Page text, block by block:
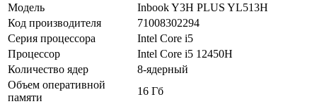
Модель
Inbook Y3H PLUS YL513H
Код производителя
71008302294
Серия процессора
Intel Core i5
Процессор
Intel Core i5 12450H
Количество ядер
8-ядерный
Объем оперативной
памяти
16 Гб